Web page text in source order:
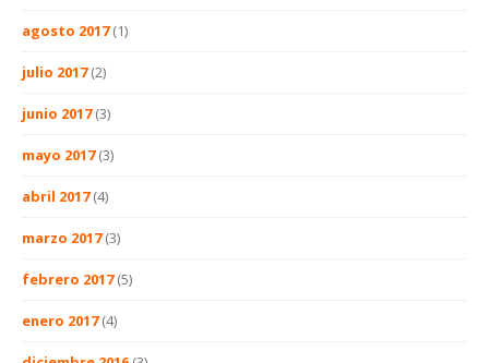
agosto 2017(1)
julio 2017(2)
junio 2017(3)
mayo 2017(3)
abril 2017(4)
marzo 2017(3)
febrero 2017(5)
enero 2017(4)